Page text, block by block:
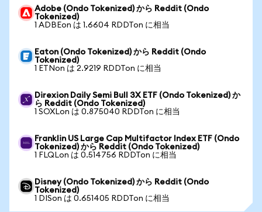
Adobe (Ondo Tokenized) から Reddit (Ondo
Tokenized)
1 ADBEon は 1.6604 RDDTon に相当
Eaton (Ondo Tokenized) から Reddit (Ondo
Tokenized)
1 ETNon は 2.9219 RDDTon に相当
Direxion Daily Semi Bull 3X ETF (Ondo Tokenized) か
ら Reddit (Ondo Tokenized)
1 SOXLon は 0.875040 RDDTon に相当
Franklin US Large Cap Multifactor Index ETF (Ondo
Tokenized) から Reddit (Ondo Tokenized)
1 FLQLon は 0.514756 RDDTon に相当
Disney (Ondo Tokenized) から Reddit (Ondo
Tokenized)
1 DISon は 0.651405 RDDTon に相当